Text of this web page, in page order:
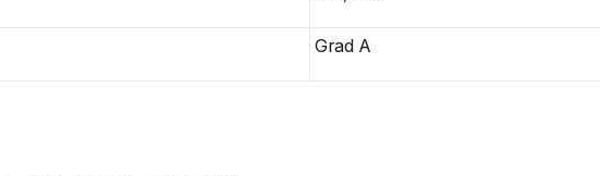
Grad A